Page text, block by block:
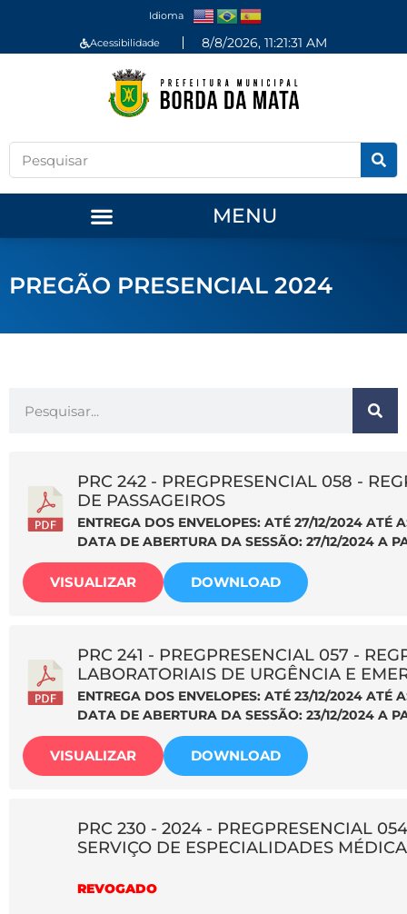
Idioma
Acessibilidade 8/8/2026, 11:21:32 AM
MENU
PREGÃO PRESENCIAL 2024
PRC 242 - PREGPRESENCIAL 058 -
DE PASSAGEIROS
ENTREGA DOS ENVELOPES: ATÉ 27/12/2024 ATÉ
DATA DE ABERTURA DA SESSÃO: 27/12/2024 A
VISUALIZAR DOWNLOAD
PRC 241 - PREGPRESENCIAL 057 -
LABORATORIAIS DE URGÊNCIA E
ENTREGA DOS ENVELOPES: ATÉ 23/12/2024 ATÉ
DATA DE ABERTURA DA SESSÃO: 23/12/2024 A
VISUALIZAR DOWNLOAD
PRC 230 - 2024 - PREGPRESENCIAL
SERVIÇO DE ESPECIALIDADES
REVOGADO